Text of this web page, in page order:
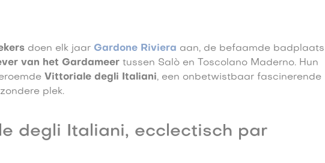
doen elk jaar Gardone Riviera aan, de befaamde badplaats
van het Gardameertussen Salò en Toscolano Maderno. Hun
Vittoriale degli Italiani, een onbetwistbaar fascinerende
plek.
degli Italiani, ecclectisch par